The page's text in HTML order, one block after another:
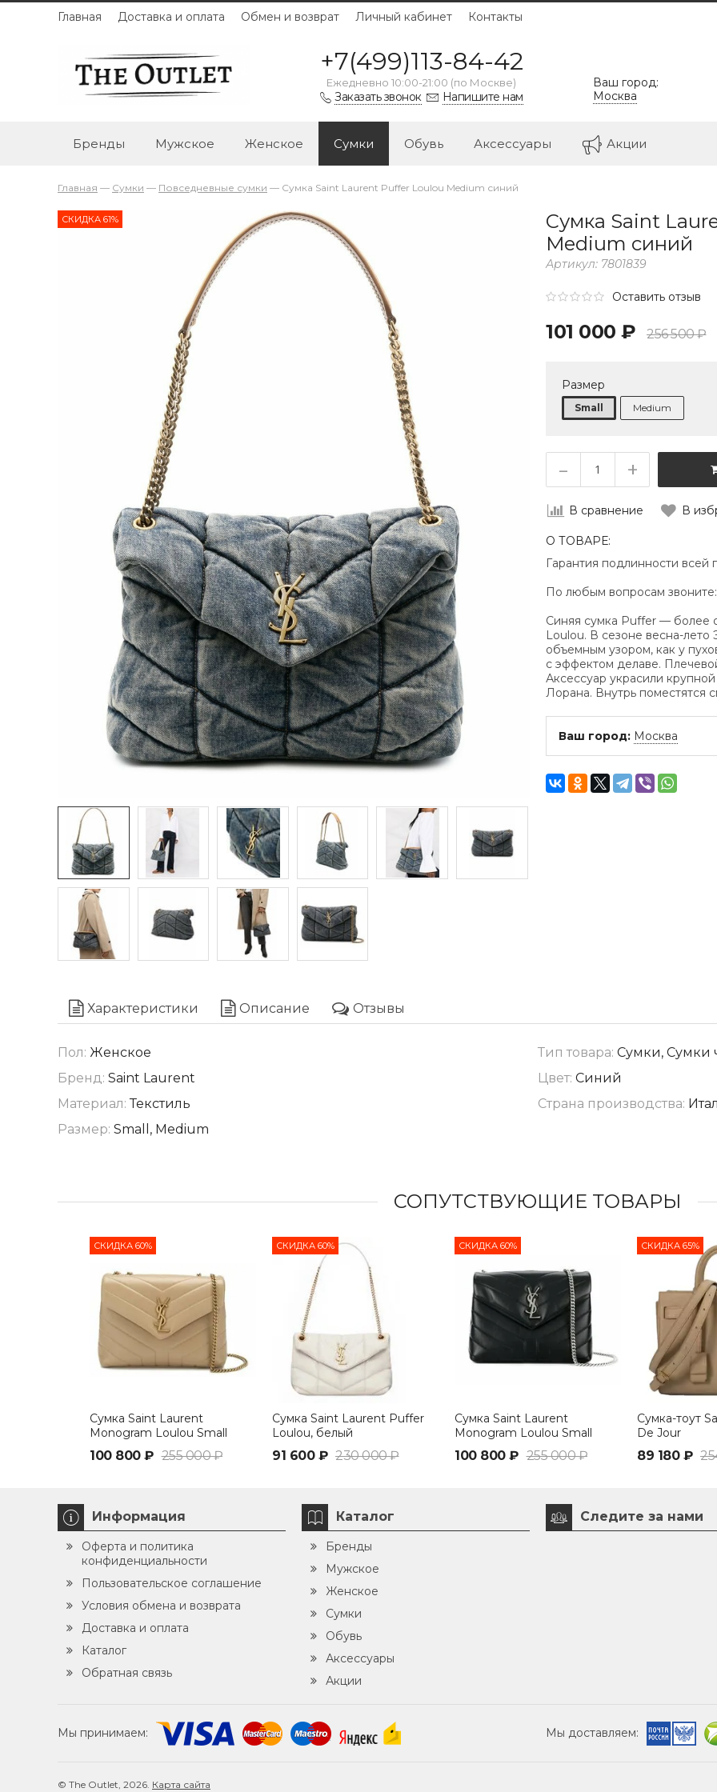
Главная Доставка и оплата Обмен и возврат Личный кабинет Контакты
+7(499)113-84-42
Ежедневно 10:00-21:00 (по Москве)
Заказать звонок Напишите нам
Ваш город:
Москва
Бренды Мужское Женское Сумки Обувь Аксессуары Акции
Главная — Сумки — Повседневные сумки — Сумка Saint Laurent Puffer Loulou Medium синий
СКИДКА 61%
Сумка Saint
Medium синий
Артикул: 7801839
Оставить отзыв
101 000 ₽ 256 500 ₽
Размер
Small Medium
– +
В сравнение В
О ТОВАРЕ:
Гарантия подлинности всей
По любым вопросам звоните:
Синяя сумка Puffer — более
Loulou. В сезоне весна-
объемным узором, как у
с эффектом делаве.
Аксессуар украсили
Лорана. Внутрь поместятся
Ваш город: Москва
Характеристики Описание Отзывы
Пол: Женское Тип товара: Сумки, Сумки
Бренд: Saint Laurent Цвет: Синий
Материал: Текстиль Страна производства:
Размер: Small, Medium
СОПУТСТВУЮЩИЕ ТОВАРЫ
СКИДКА 60%
Сумка Saint Laurent
Monogram Loulou Small
бежевый
100 800 ₽ 255 000 ₽
СКИДКА 60%
Сумка Saint Laurent Puffer
Loulou, белый
91 600 ₽ 230 000 ₽
СКИДКА 60%
Сумка Saint Laurent
Monogram Loulou Small
Черный
100 800 ₽ 255 000 ₽
СКИДКА 65%
Сумка-тоут
De Jour
89 180 ₽
Информация
Оферта и политика
конфиденциальности
Пользовательское соглашение
Условия обмена и возврата
Доставка и оплата
Каталог
Обратная связь
Каталог
Бренды
Мужское
Женское
Сумки
Обувь
Аксессуары
Акции
Следите за нами
Мы принимаем: Мы доставляем:
© The Outlet, 2026. Карта сайта